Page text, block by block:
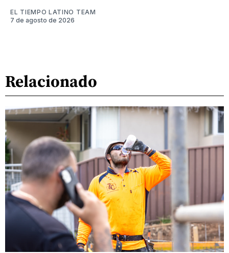
EL TIEMPO LATINO TEAM
7 de agosto de 2026
Relacionado